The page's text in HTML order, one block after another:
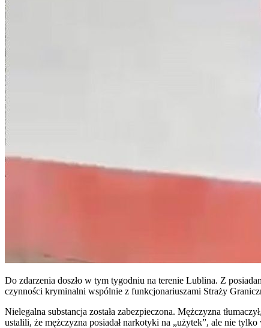
Do zdarzenia doszło w tym tygodniu na terenie Lublina. Z
czynności kryminalni wspólnie z funkcjonariuszami Straży
Nielegalna substancja została zabezpieczona. Mężczyzna
ustalili, że mężczyzna posiadał narkotyki na „użytek”, ale nie tylko